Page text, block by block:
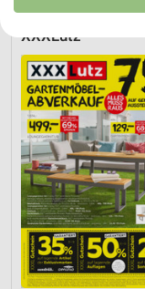
XXXLutz
Website/App.
Partnerliste
Wir nutzen Ihre Daten für
IAB-Verarbeitungszwecke:
Speichern von
auf einem Endgerät
Verwendung
Werbeanzeigen
Erstellung von
Werbung